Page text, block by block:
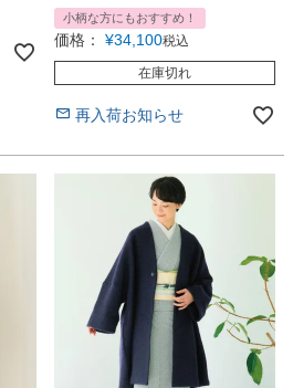
小柄な方にもおすすめ！
価格： ¥34,100税込
在庫切れ
再入荷お知らせ